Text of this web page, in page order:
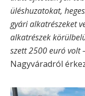
üléshuzatokat,
gyári alkatrészeket
alkatrészek
szett 2500 euró volt
Nagyváradról